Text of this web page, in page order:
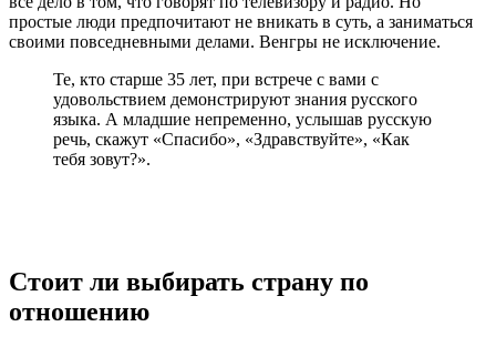
простые люди предпочитают не вникать в суть, а заниматься
своими повседневными делами. Венгры не исключение.
Те, кто старше 35 лет, при встрече с вами с
удовольствием демонстрируют знания русского
языка. А младшие непременно, услышав русскую
речь, скажут «Спасибо», «Здравствуйте», «Как
тебя зовут?».
Стоит ли выбирать страну по
отношению